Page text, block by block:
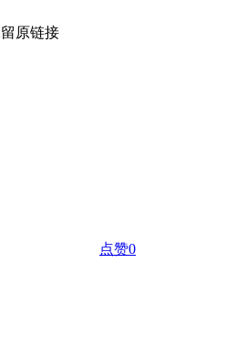
原链接
点赞0